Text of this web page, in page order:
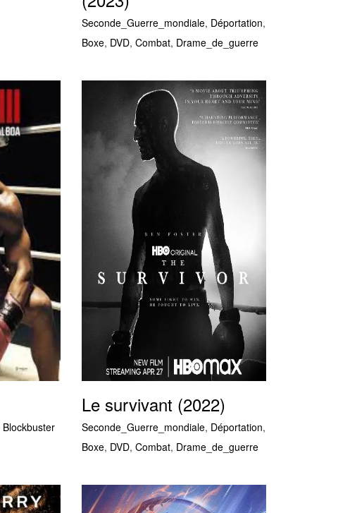
Seconde_Guerre_mondiale, Déportation,
Boxe, DVD, Combat, Drame_de_guerre
Blockbuster
Le survivant (2022)
Seconde_Guerre_mondiale, Déportation,
Boxe, DVD, Combat, Drame_de_guerre